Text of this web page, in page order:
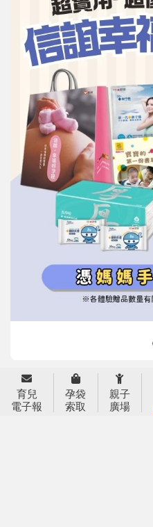
信誼基金會
2022信誼年度報告
2023信誼年度報告
2024信誼年度報告
育兒服務
好好育兒
好孕袋
育兒
電子報
孕袋
索取
親子
廣場